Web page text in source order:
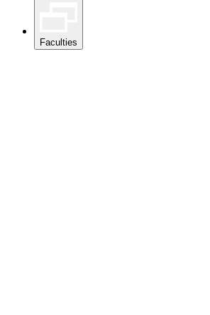
Faculties